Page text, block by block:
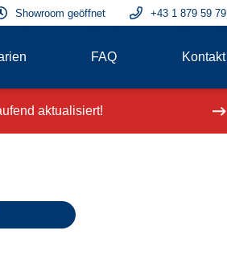
Showroom geöffnet +43 1 879 59 79
FAQ Kontakt
aktualisiert!